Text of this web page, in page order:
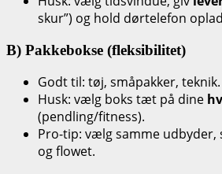
skur”) og hold dørtelefon
B) Pakkebokse (fleksibilitet)
Godt til: tøj, småpakker, teknik.
Husk: vælg boks tæt på dine
(pendling/fitness).
Pro-tip: vælg samme udbyder,
og flowet.